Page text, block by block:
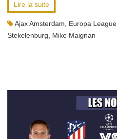
Lire la suite
Ajax Amsterdam Europa League
Stekelenburg
Mike Maignan